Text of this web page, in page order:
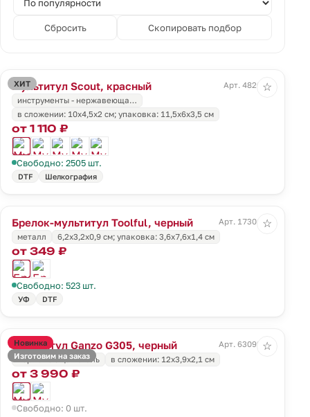
Сбросить Скопировать подбор
ХИТ
Мультитул Scout, красный
Арт. 4820.50
инструменты - нержавеюща…
в сложении: 10х4,5х2 см; упаковка: 11,5х6х3,5 см
от 1 110 ₽
Свободно: 2505 шт.
DTF Шелкография
☆
Брелок-мультитул Toolful, черный
Арт. 17301.30
металл
6,2x3,2x0,9 см; упаковка: 3,6x7,6x1,4 см
от 349 ₽
Свободно: 523 шт.
УФ DTF
☆
Новинка
Изготовим на заказ
Мультитул Ganzo G305, черный
Арт. 63092.30
нержавеющая сталь
в сложении: 12х3,9х2,1 см
от 3 990 ₽
Свободно: 0 шт.
☆